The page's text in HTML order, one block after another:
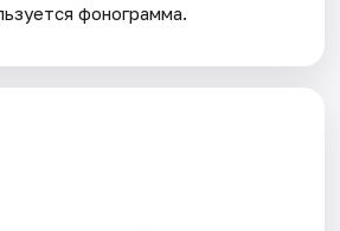
фонограмма.